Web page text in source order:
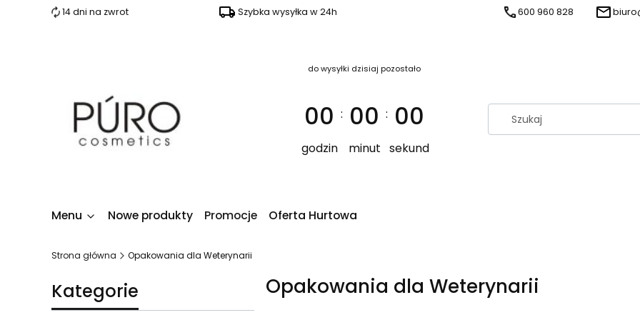
14 dni na zwrot Szybka wysyłka w 24h 600 960 828
do wysyłki dzisiaj pozostało
00
godzin
: 00
minut
: 00
sekund
Menu Nowe produkty Promocje Oferta Hurtowa
Strona główna Opakowania dla Weterynarii
Kategorie Opakowania dla Weterynarii